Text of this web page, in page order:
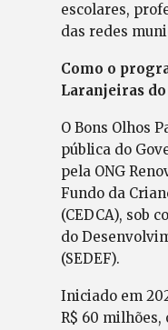
escolares,
das redes
Como o
Laranjeiras do
O Bons Olhos
pública do
pela ONG
Fundo da
(CEDCA), sob
do
(SEDEF).
Iniciado em
R$ 60 milhões,